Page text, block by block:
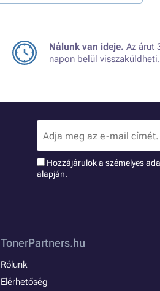
Nálunk van ideje. Az árut
napon belül visszaküldheti.
Hozzájárulok a szémelyes
alapján.
TonerPartners.hu
Rólunk
Elérhetőség